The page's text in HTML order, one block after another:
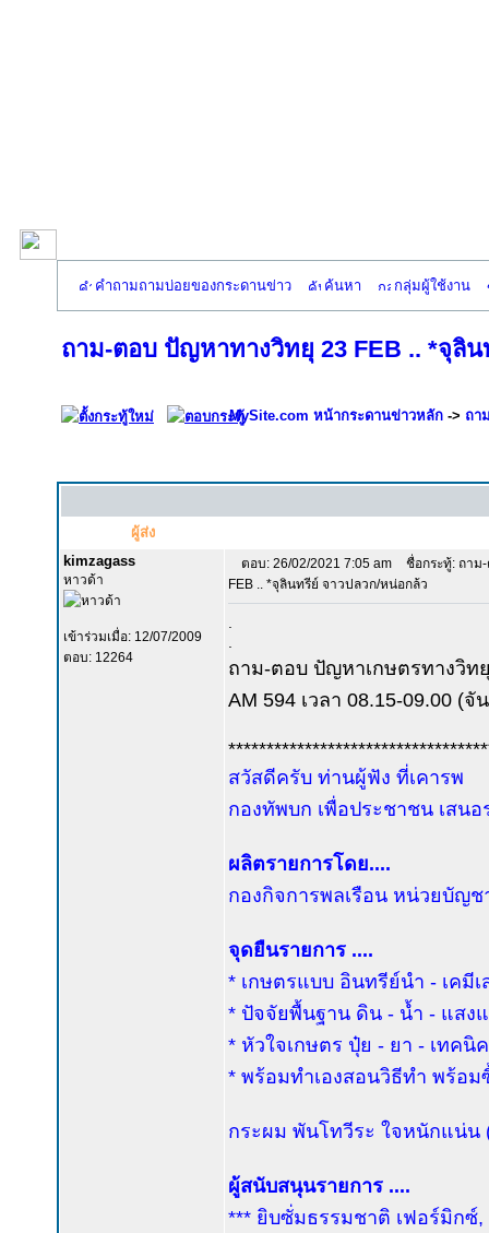
คำถามถามบ่อยของกระดานข่าว ค้นหา กลุ่มผู้ใช้งาน
ถาม-ตอบ ปัญหาทางวิทยุ 23 FEB .. *จุลิ
MySite.com หน้ากระดานข่าวหลัก -> ถา
ผู้ส่ง
kimzagass
หาวด้า
เข้าร่วมเมื่อ: 12/07/2009
ตอบ: 12264
ตอบ: 26/02/2021 7:05 am
ชื่อกระทู้: ถาม
FEB .. *จุลินทรีย์ จาวปลวก/หน่อกล้ว
ถาม-ตอบ ปัญหาเกษตรทางวิท
AM 594 เวลา 08.15-09.00 (จั
สวัสดีครับ ท่านผู้ฟัง ที่เคารพ
กองทัพบก เพื่อประชาชน เสน
ผลิตรายการโดย....
กองกิจการพลเรือน หน่วยบัญ
จุดยืนรายการ ....
* เกษตรแบบ อินทรีย์นำ - เคมีเ
* ปัจจัยพื้นฐาน ดิน - น้ำ - แสง
* หัวใจเกษตร ปุ๋ย - ยา - เทค
* พร้อมทำเองสอนวิธีทำ พร้อ
กระผม พันโทวีระ ใจหนักแน่น
ผู้สนับสนุนรายการ ....
*** ยิบซั่มธรรมชาติ เฟอร์มิกซ์,